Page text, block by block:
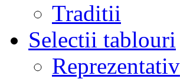
Traditii
Selectii tablouri
Reprezentativ